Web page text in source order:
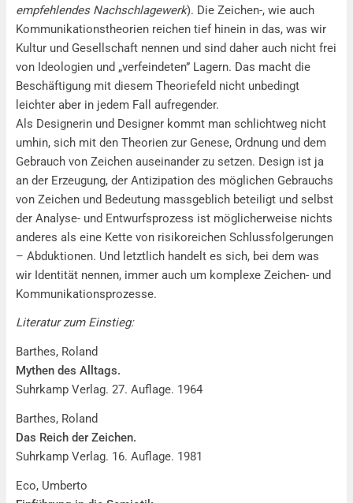
empfehlendes Nachschlagewerk). Die Zeichen-, wie auch
Kommunikationstheorien reichen tief hinein in das, was wir
Kultur und Gesellschaft nennen und sind daher auch nicht frei
von Ideologien und „verfeindeten” Lagern. Das macht die
Beschäftigung mit diesem Theoriefeld nicht unbedingt
leichter aber in jedem Fall aufregender.
Als Designerin und Designer kommt man schlichtweg nicht
umhin, sich mit den Theorien zur Genese, Ordnung und dem
Gebrauch von Zeichen auseinander zu setzen. Design ist ja
an der Erzeugung, der Antizipation des möglichen Gebrauchs
von Zeichen und Bedeutung massgeblich beteiligt und selbst
der Analyse- und Entwurfsprozess ist möglicherweise nichts
anderes als eine Kette von risikoreichen Schlussfolgerungen
– Abduktionen. Und letztlich handelt es sich, bei dem was
wir Identität nennen, immer auch um komplexe Zeichen- und
Kommunikationsprozesse.
Literatur zum Einstieg:
Barthes, Roland
Mythen des Alltags.
Suhrkamp Verlag. 27. Auflage. 1964
Barthes, Roland
Das Reich der Zeichen.
Suhrkamp Verlag. 16. Auflage. 1981
Eco, Umberto